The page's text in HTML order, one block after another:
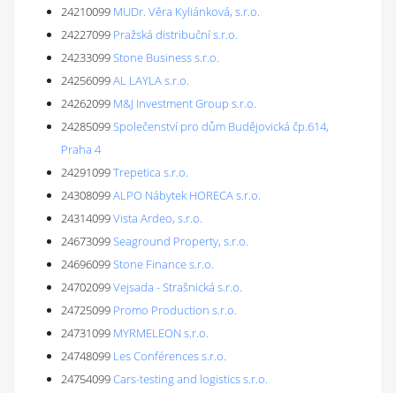
24210099 MUDr. Věra Kyliánková, s.r.o.
24227099 Pražská distribuční s.r.o.
24233099Stone Business s.r.o.
24256099AL LAYLA s.r.o.
24262099 M&J Investment Group s.r.o.
24285099Společenství pro dům Budějovická čp.614,
Praha 4
24291099Trepetica s.r.o.
24308099ALPO Nábytek HORECA s.r.o.
24314099Vista Ardeo, s.r.o.
24673099Seaground Property, s.r.o.
24696099Stone Finance s.r.o.
24702099Vejsada - Strašnická s.r.o.
24725099 Promo Production s.r.o.
24731099 MYRMELEON s.r.o.
24748099 Les Conférences s.r.o.
24754099Cars-testing and logistics s.r.o.